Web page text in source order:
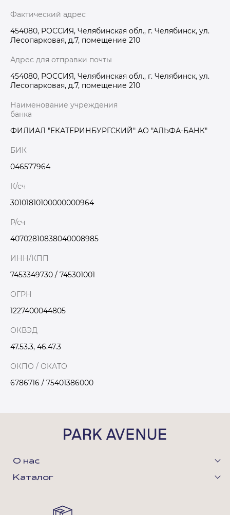
Фактический адрес
454080, РОССИЯ, Челябинская обл., г. Челябинск, ул.
Лесопарковая, д.7, помещение 210
Адрес для отправки почты
454080, РОССИЯ, Челябинская обл., г. Челябинск, ул.
Лесопарковая, д.7, помещение 210
Наименование учреждения
банка
ФИЛИАЛ "ЕКАТЕРИНБУРГСКИЙ" АО "АЛЬФА-БАНК"
БИК
046577964
К/сч
30101810100000000964
Р/сч
40702810838040008985
ИНН/КПП
7453349730 / 745301001
ОГРН
1227400044805
ОКВЭД
47.53.3, 46.47.3
ОКПО / ОКАТО
6786716 / 75401386000
О нас
Каталог